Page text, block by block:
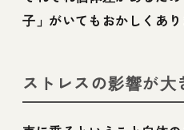
子」がいてもおかしくあり
ストレスの影響が大